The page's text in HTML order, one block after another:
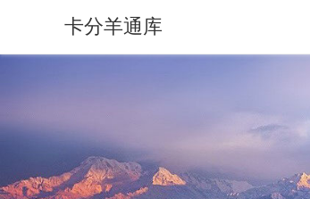
卡分羊通库